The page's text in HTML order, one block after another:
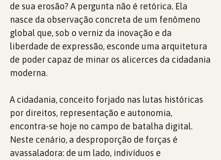
de sua erosão? A pergunta não é retórica. Ela
nasce da observação concreta de um fenômeno
global que, sob o verniz da inovação e da
liberdade de expressão, esconde uma arquitetura
de poder capaz de minar os alicerces da cidadania
moderna.
A cidadania, conceito forjado nas lutas históricas
por direitos, representação e autonomia,
encontra-se hoje no campo de batalha digital.
Neste cenário, a desproporção de forças é
avassaladora: de um lado, indivíduos e